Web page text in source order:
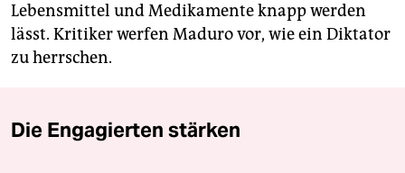
Lebensmittel und Medikamente knapp werden
lässt. Kritiker werfen Maduro vor, wie ein Diktator
zu herrschen.
Die Engagierten stärken